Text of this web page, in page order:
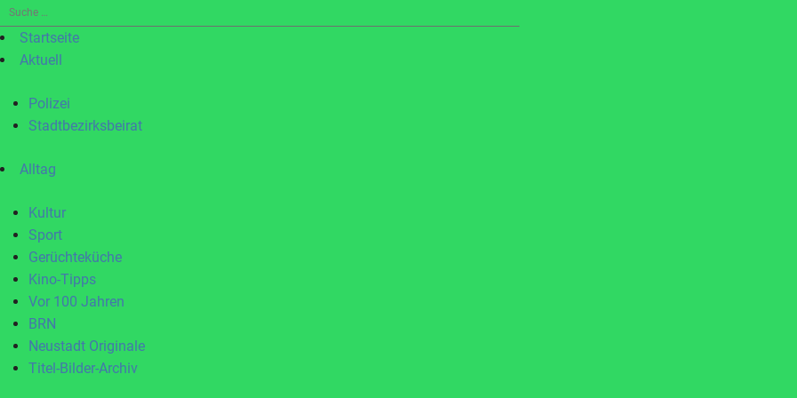
Suche
nach:Startseite
Aktuell
Polizei
Stadtbezirksbeirat
Alltag
Kultur
Sport
Gerüchteküche
Kino-Tipps
Vor 100 Jahren
BRN
Neustadt Originale
Titel-Bilder-Archiv